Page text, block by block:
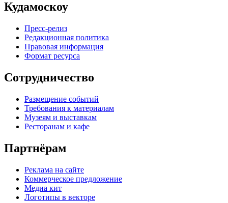
Кудамоскоу
Пресс-релиз
Редакционная политика
Правовая информация
Формат ресурса
Сотрудничество
Размещение событий
Требования к материалам
Музеям и выставкам
Ресторанам и кафе
Партнёрам
Реклама на сайте
Коммерческое предложение
Медиа кит
Логотипы в векторе